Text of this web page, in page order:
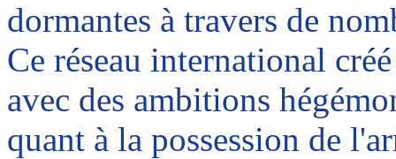
dormantes à travers de
Ce réseau international
avec des ambitions
quant à la possession de